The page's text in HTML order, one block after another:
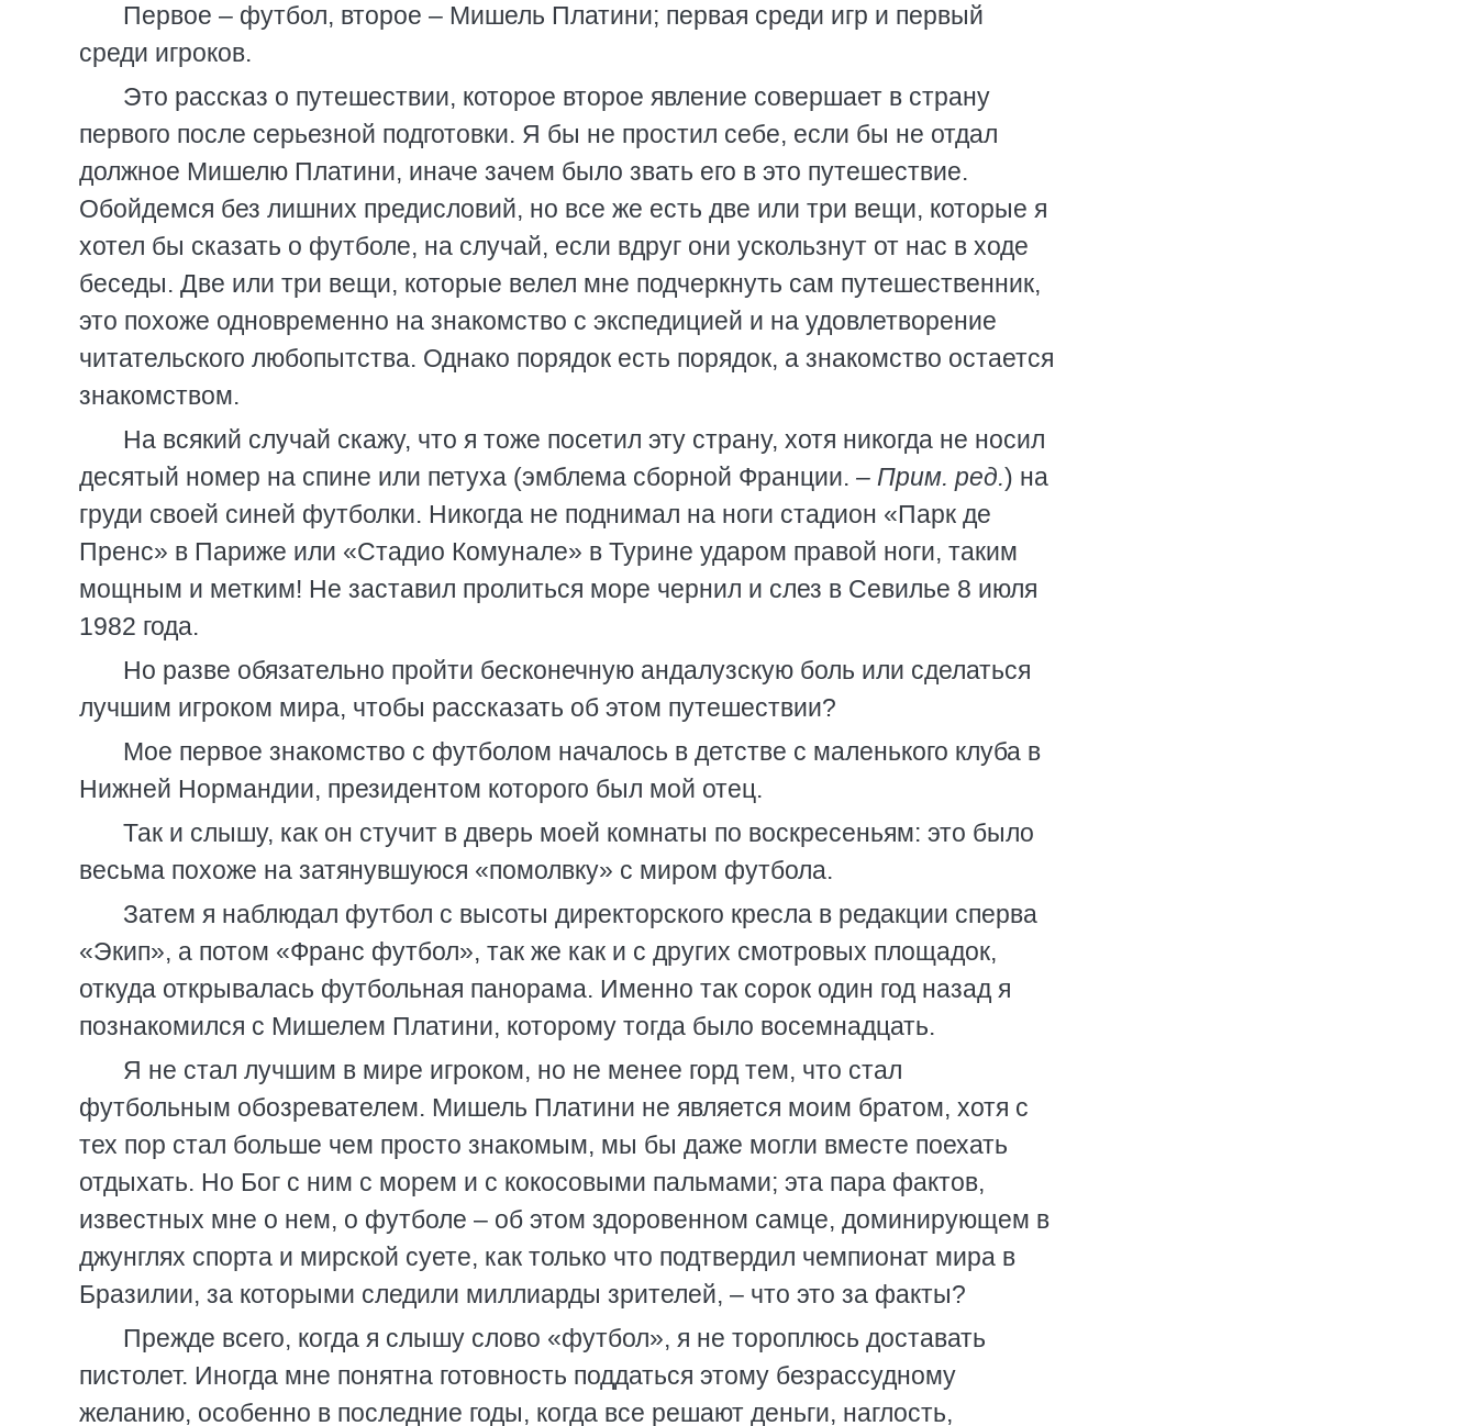
Первое – футбол, второе – Мишель Платини; первая среди игр и первый
среди игроков.
Это рассказ о путешествии, которое второе явление совершает в страну
первого после серьезной подготовки. Я бы не простил себе, если бы не отдал
должное Мишелю Платини, иначе зачем было звать его в это путешествие.
Обойдемся без лишних предисловий, но все же есть две или три вещи, которые я
хотел бы сказать о футболе, на случай, если вдруг они ускользнут от нас в ходе
беседы. Две или три вещи, которые велел мне подчеркнуть сам путешественник,
это похоже одновременно на знакомство с экспедицией и на удовлетворение
читательского любопытства. Однако порядок есть порядок, а знакомство остается
знакомством.
На всякий случай скажу, что я тоже посетил эту страну, хотя никогда не носил
десятый номер на спине или петуха (эмблема сборной Франции. – Прим. ред.) на
груди своей синей футболки. Никогда не поднимал на ноги стадион «Парк де
Пренс» в Париже или «Стадио Комунале» в Турине ударом правой ноги, таким
мощным и метким! Не заставил пролиться море чернил и слез в Севилье 8 июля
1982 года.
Но разве обязательно пройти бесконечную андалузскую боль или сделаться
лучшим игроком мира, чтобы рассказать об этом путешествии?
Мое первое знакомство с футболом началось в детстве с маленького клуба в
Нижней Нормандии, президентом которого был мой отец.
Так и слышу, как он стучит в дверь моей комнаты по воскресеньям: это было
весьма похоже на затянувшуюся «помолвку» с миром футбола.
Затем я наблюдал футбол с высоты директорского кресла в редакции сперва
«Экип», а потом «Франс футбол», так же как и с других смотровых площадок,
откуда открывалась футбольная панорама. Именно так сорок один год назад я
познакомился с Мишелем Платини, которому тогда было восемнадцать.
Я не стал лучшим в мире игроком, но не менее горд тем, что стал
футбольным обозревателем. Мишель Платини не является моим братом, хотя с
тех пор стал больше чем просто знакомым, мы бы даже могли вместе поехать
отдыхать. Но Бог с ним с морем и с кокосовыми пальмами; эта пара фактов,
известных мне о нем, о футболе – об этом здоровенном самце, доминирующем в
джунглях спорта и мирской суете, как только что подтвердил чемпионат мира в
Бразилии, за которыми следили миллиарды зрителей, – что это за факты?
Прежде всего, когда я слышу слово «футбол», я не тороплюсь доставать
пистолет. Иногда мне понятна готовность поддаться этому безрассудному
желанию, особенно в последние годы, когда все решают деньги, наглость,